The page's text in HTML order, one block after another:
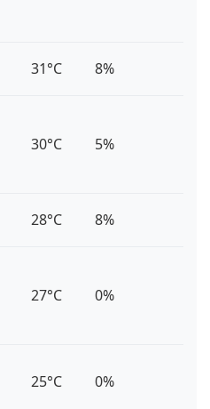
31°C 8%
30°C 5%
28°C 8%
27°C 0%
25°C 0%